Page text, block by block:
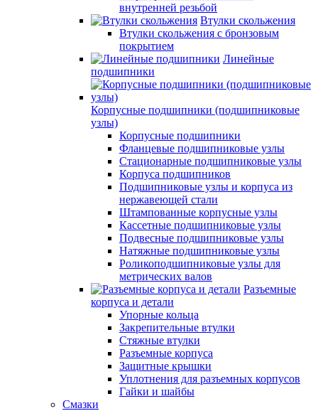
внутренней резьбой
Втулки скольжения
Втулки скольжения с бронзовым
покрытием
Линейные
подшипники
Корпусные подшипники (подшипниковые
узлы)
Корпусные подшипники
Фланцевые подшипниковые узлы
Стационарные подшипниковые узлы
Корпуса подшипников
Подшипниковые узлы и корпуса из
нержавеющей стали
Штампованные корпусные узлы
Кассетные подшипниковые узлы
Подвесные подшипниковые узлы
Натяжные подшипниковые узлы
Роликоподшипниковые узлы для
метрических валов
Разъемные
корпуса и детали
Упорные кольца
Закрепительные втулки
Стяжные втулки
Разъемные корпуса
Защитные крышки
Уплотнения для разъемных корпусов
Гайки и шайбы
Смазки